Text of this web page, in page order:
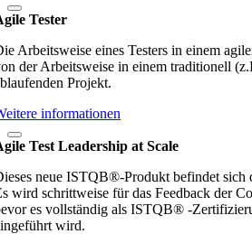
Tester
Arbeitsweise eines Testers in einem
der Arbeitsweise in einem traditionell
Projekt.
informationen
Test Leadership at Scale
neue ISTQB®-Produkt befindet sich
wird schrittweise für das Feedback der
es vollständig als ISTQB® -
wird.